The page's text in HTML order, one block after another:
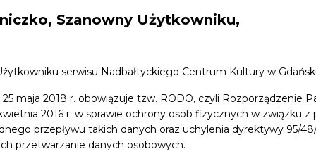
Szanowny Użytkowniku,
serwisu Nadbałtyckiego Centrum Kultury w
maja 2018 r. obowiązuje tzw. RODO, czyli Rozporządzenie
2016 r. w sprawie ochrony osób fizycznych w związku
przepływu takich danych oraz uchylenia dyrektywy 95/
przetwarzanie danych osobowych.